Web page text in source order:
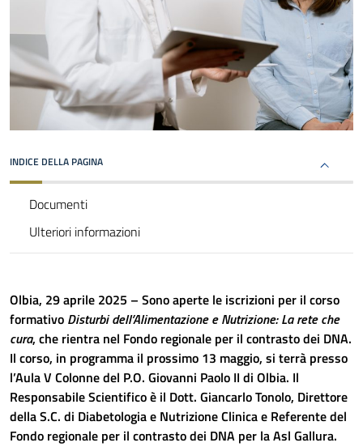
INDICE DELLA PAGINA
Documenti
Ulteriori informazioni
Olbia, 29 aprile 2025 – Sono aperte le iscrizioni per il corso
formativo Disturbi dell’Alimentazione e Nutrizione: La rete che
cura, che rientra nel Fondo regionale per il contrasto dei DNA.
Il corso, in programma il prossimo 13 maggio, si terrà presso
l’Aula V Colonne del P.O. Giovanni Paolo II di Olbia. Il
Responsabile Scientifico è il Dott. Giancarlo Tonolo, Direttore
della S.C. di Diabetologia e Nutrizione Clinica e Referente del
Fondo regionale per il contrasto dei DNA per la Asl Gallura.